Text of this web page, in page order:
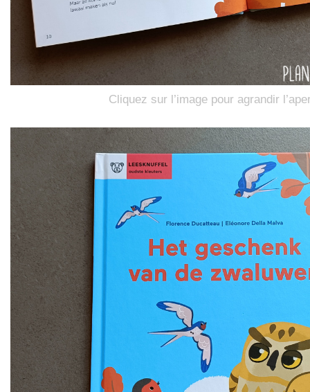
Cliquez sur l’image pour agrandir